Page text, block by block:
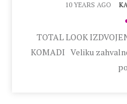
10 YEARS AGO
TOTAL LOOK
KOMADI Veliku